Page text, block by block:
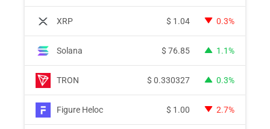
XRP $ 1.04 0.3%
Solana $ 76.85 1.1%
TRON $ 0.330327 0.3%
Figure Heloc $ 1.00 2.7%